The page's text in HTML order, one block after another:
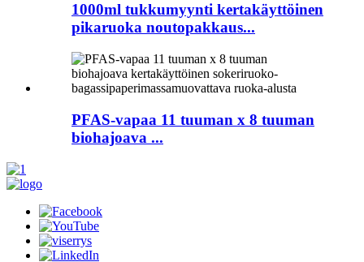
1000ml tukkumyynti kertakäyttöinen
pikaruoka noutopakkaus...
PFAS-vapaa 11 tuuman x 8 tuuman
biohajoava ...